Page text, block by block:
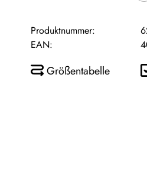
Produktnummer:
EAN:
Größentabelle